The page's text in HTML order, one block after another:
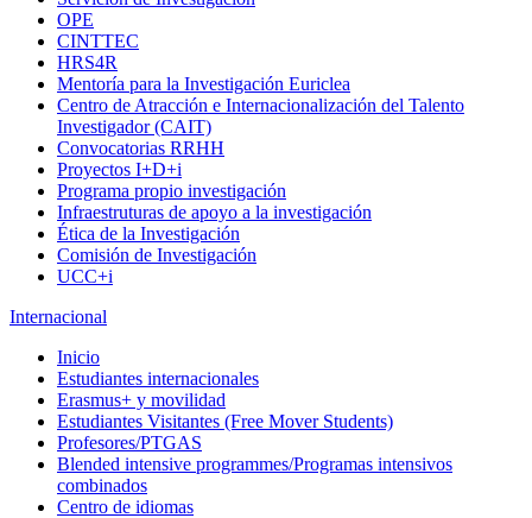
OPE
CINTTEC
HRS4R
Mentoría para la Investigación Euriclea
Centro de Atracción e Internacionalización del Talento
Investigador (CAIT)
Convocatorias RRHH
Proyectos I+D+i
Programa propio investigación
Infraestruturas de apoyo a la investigación
Ética de la Investigación
Comisión de Investigación
UCC+i
Internacional
Inicio
Estudiantes internacionales
Erasmus+ y movilidad
Estudiantes Visitantes (Free Mover Students)
Profesores/PTGAS
Blended intensive programmes/Programas intensivos
combinados
Centro de idiomas